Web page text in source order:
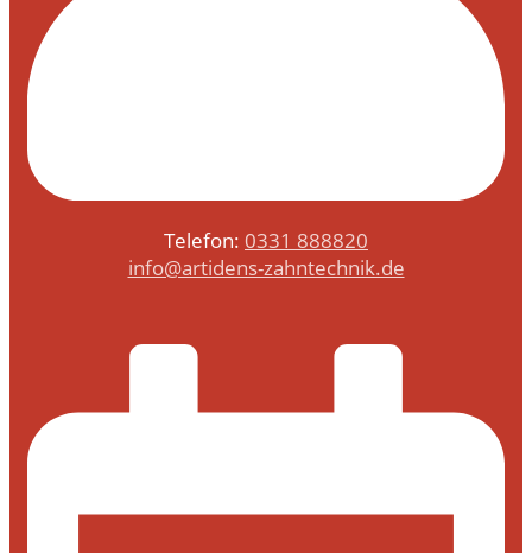
Telefon: 0331 888820
info@artidens-zahntechnik.de